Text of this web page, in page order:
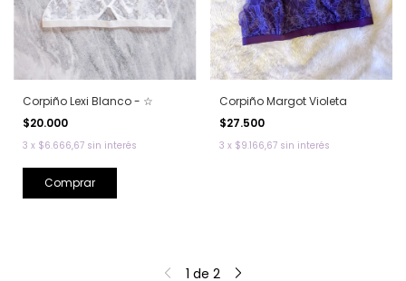
Corpiño Lexi Blanco - ☆
$20.000
3 x $6.666,67 sin interés
Comprar
Corpiño Margot Violeta
$27.500
3 x $9.166,67 sin interés
1 de 2